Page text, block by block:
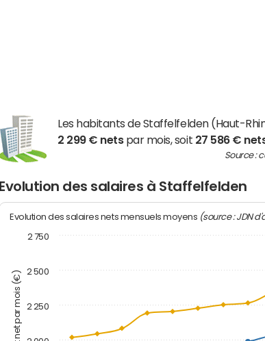
Les habitants de Staffelfelden (Haut-
2 299 € netspar mois, soit 27 586 €
Source :
Evolution des salaires à Staffelfelden
Evolution des salaires nets mensuels moyens (source : JDN
2 250
2 500
2 750